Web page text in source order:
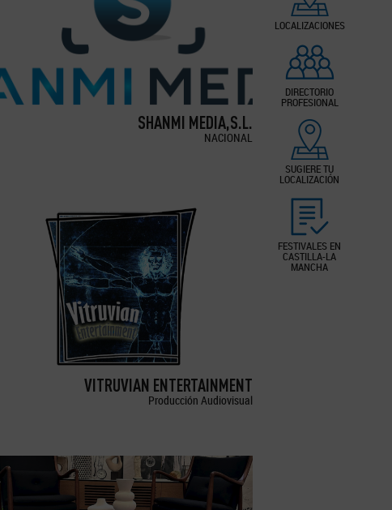
LOCALIZACIONES
DIRECTORIO
PROFESIONAL
SUGIERE TU
LOCALIZACIÓN
FESTIVALES EN
CASTILLA-LA
MANCHA
SHANMI MEDIA,S.L.
NACIONAL
VITRUVIAN ENTERTAINMENT
Producción Audiovisual